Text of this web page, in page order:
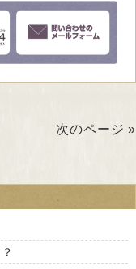
次のページ »